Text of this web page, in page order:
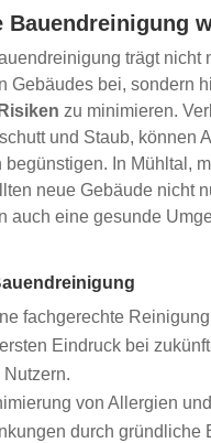
Bauendreinigung
trägt nicht
Gebäudes bei, sondern
zu minimieren.
und Staub, können
begünstigen. In Mühltal,
neue Gebäude nicht
auch eine gesunde
fachgerechte
Eindruck bei
von Allergien und
durch gründliche